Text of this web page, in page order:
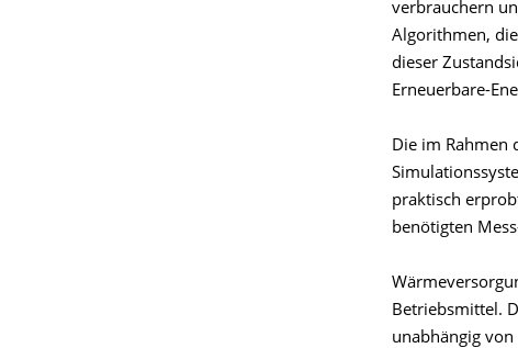
verbrauchern
Algorithmen,
dieser
Erneuerbare-
Die im Rahmen
praktisch
benötigten
Betriebsmittel.
unabhängig